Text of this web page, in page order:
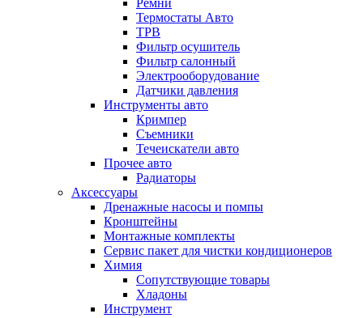
Ремни
Термостаты Авто
ТРВ
Фильтр осушитель
Фильтр салонный
Электрооборудование
Датчики давления
Инструменты авто
Кримпер
Съемники
Течеискатели авто
Прочее авто
Радиаторы
Аксессуары
Дренажные насосы и помпы
Кронштейны
Монтажные комплекты
Сервис пакет для чистки кондиционеров
Химия
Сопутствующие товары
Хладоны
Инструмент